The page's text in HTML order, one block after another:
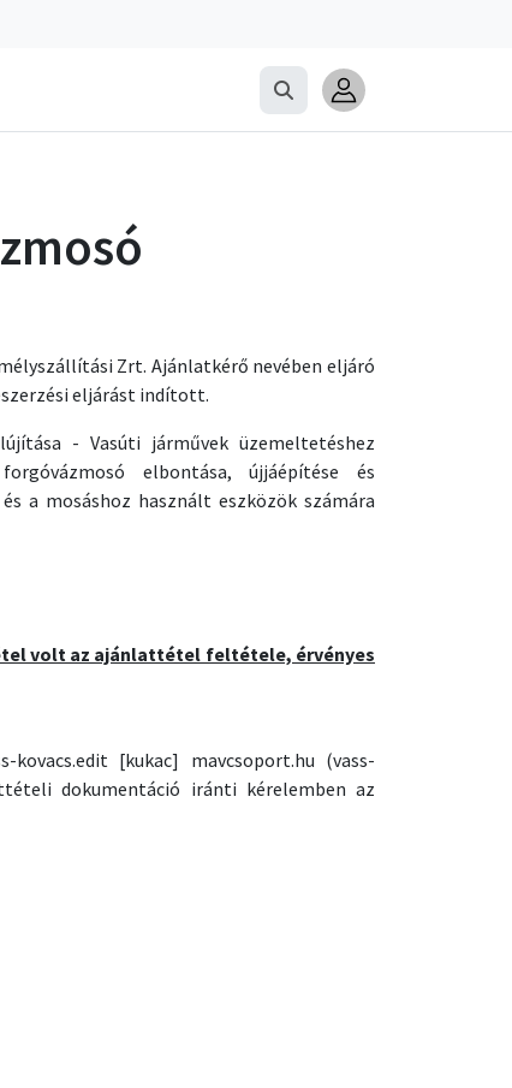
Zrt. Ajánlatkérő nevében eljáró
eljárást indított.
- Vasúti járművek üzemeltetéshez
elbontása, újjáépítése és
a mosáshoz használt eszközök számára
volt az ajánlattétel feltétele, érvényes
kovacs.edit [kukac] mavcsoport.hu (vass-
dokumentáció iránti kérelemben az